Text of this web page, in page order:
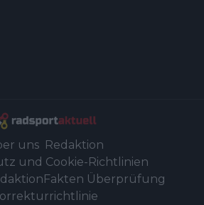
uns Redaktion
und Cookie-Richtlinien
Fakten Überprüfung